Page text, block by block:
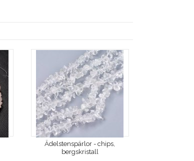
Ädelstenspärlor - chips,
bergskristall